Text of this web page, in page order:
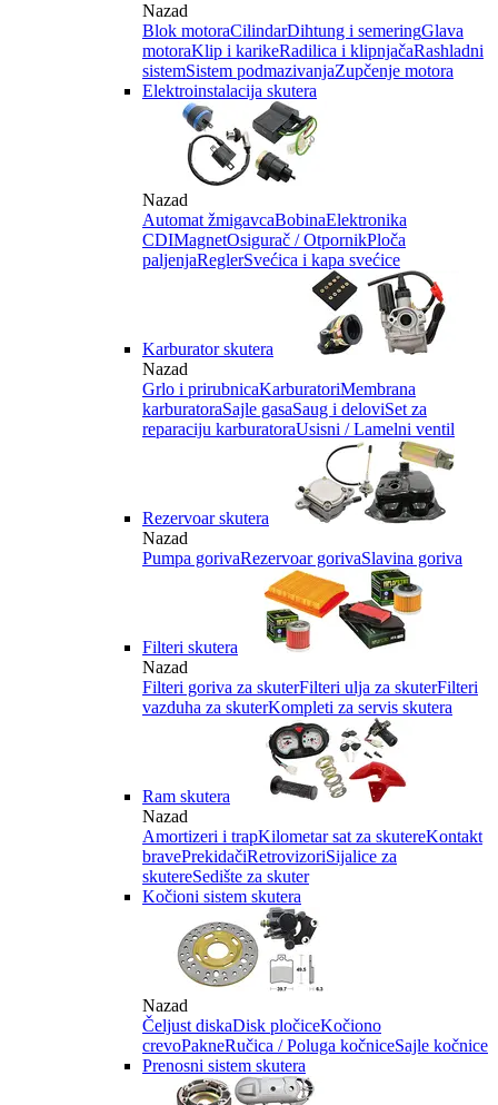
Nazad
Blok motoraCilindarDihtung i semeringGlava
motoraKlip i karikeRadilica i klipnjačaRashladni
sistemSistem podmazivanjaZupčenje motora
Elektroinstalacija skutera
Nazad
Automat žmigavcaBobinaElektronika
CDIMagnetOsigurač / OtpornikPloča
paljenjaReglerSvećica i kapa svećice
Karburator skutera
Nazad
Grlo i prirubnicaKarburatoriMembrana
karburatoraSajle gasaSaug i deloviSet za
reparaciju karburatoraUsisni / Lamelni ventil
Rezervoar skutera
Nazad
Pumpa gorivaRezervoar gorivaSlavina goriva
Filteri skutera
Nazad
Filteri goriva za skuterFilteri ulja za skuterFilteri
vazduha za skuterKompleti za servis skutera
Ram skutera
Nazad
Amortizeri i trapKilometar sat za skutereKontakt
bravePrekidačiRetrovizoriSijalice za
skutereSedište za skuter
Kočioni sistem skutera
Nazad
Čeljust diskaDisk pločiceKočiono
crevoPakneRučica / Poluga kočniceSajle kočnice
Prenosni sistem skutera